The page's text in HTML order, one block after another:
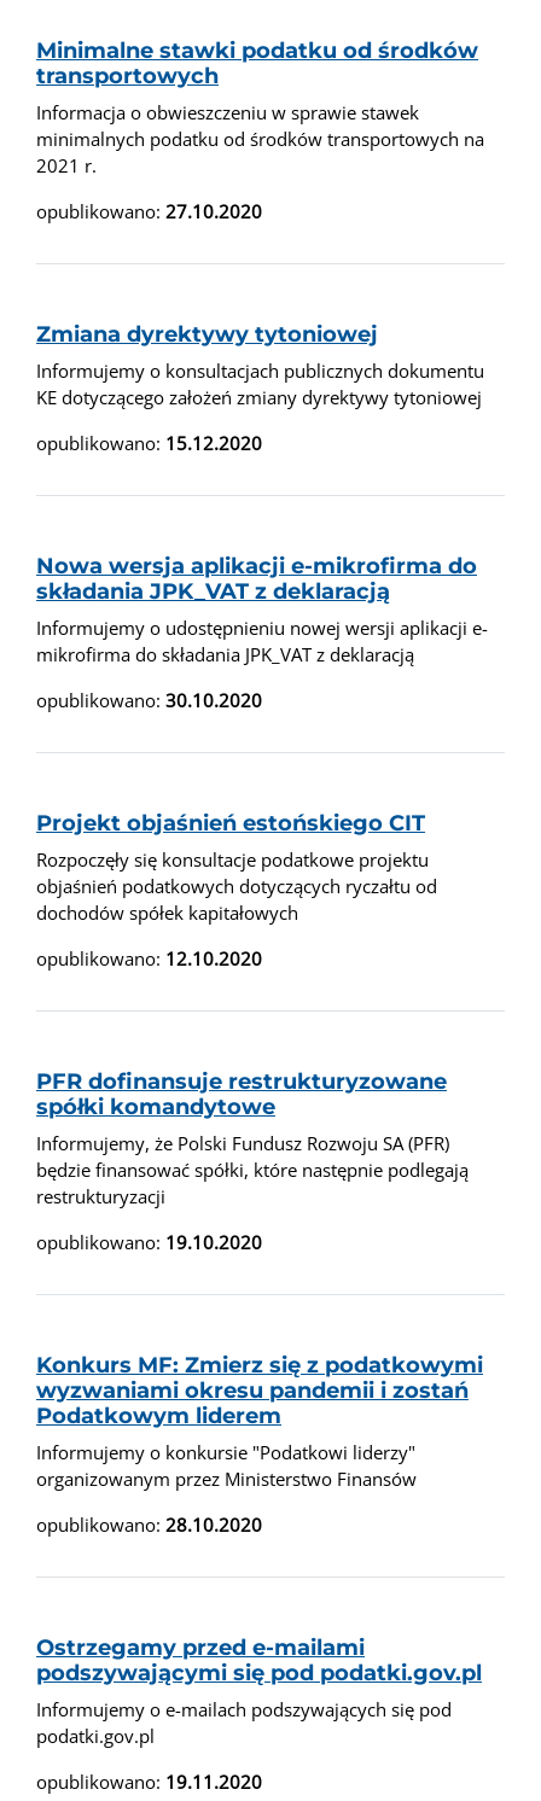
Minimalne stawki podatku od środków
transportowych
Informacja o obwieszczeniu w sprawie stawek
minimalnych podatku od środków transportowych na
2021 r.
opublikowano: 27.10.2020
Zmiana dyrektywy tytoniowej
Informujemy o konsultacjach publicznych dokumentu
KE dotyczącego założeń zmiany dyrektywy tytoniowej
opublikowano: 15.12.2020
Nowa wersja aplikacji e-mikrofirma do
składania JPK_VAT z deklaracją
Informujemy o udostępnieniu nowej wersji aplikacji e-
mikrofirma do składania JPK_VAT z deklaracją
opublikowano: 30.10.2020
Projekt objaśnień estońskiego CIT
Rozpoczęły się konsultacje podatkowe projektu
objaśnień podatkowych dotyczących ryczałtu od
dochodów spółek kapitałowych
opublikowano: 12.10.2020
PFR dofinansuje restrukturyzowane
spółki komandytowe
Informujemy, że Polski Fundusz Rozwoju SA (PFR)
będzie finansować spółki, które następnie podlegają
restrukturyzacji
opublikowano: 19.10.2020
Konkurs MF: Zmierz się z podatkowymi
wyzwaniami okresu pandemii i zostań
Podatkowym liderem
Informujemy o konkursie "Podatkowi liderzy"
organizowanym przez Ministerstwo Finansów
opublikowano: 28.10.2020
Ostrzegamy przed e-mailami
podszywającymi się pod podatki.gov.pl
Informujemy o e-mailach podszywających się pod
podatki.gov.pl
opublikowano: 19.11.2020